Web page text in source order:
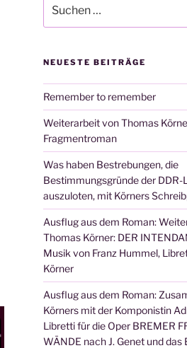
nach:
NEUESTE BEITRÄGE
Remember to remember
Weiterarbeit von Thomas
Fragmentroman
Was haben Bestrebungen, die
Bestimmungsgründe der DDR-
auszuloten, mit Körners
Ausflug aus dem Roman:
Thomas Körner: DER
Musik von Franz Hummel,
Körner
Ausflug aus dem Roman:
Körners mit der Komponistin
Libretti für die Oper BREMER
WÄNDE nach J. Genet und